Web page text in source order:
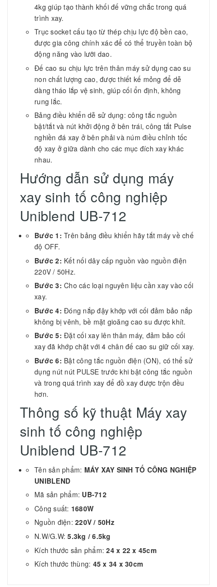
4kg giúp tạo thành khối đế vững chắc trong quá
trình xay.
Trục socket cấu tạo từ thép chịu lực độ bền cao,
được gia công chính xác để có thể truyền toàn bộ
động năng vào lưỡi dao.
Đế cao su chịu lực trên thân máy sử dụng cao su
non chất lượng cao, được thiết kế mỏng để dễ
dàng tháo lắp vệ sinh, giúp cối ổn định, không
rung lắc.
Bảng điều khiển dễ sử dụng: công tắc nguồn
bật/tắt và nút khởi động ở bên trái, công tắt Pulse
nghiền đá xay ở bên phải và núm điều chỉnh tốc
độ xay ở giữa dành cho các mục đích xay khác
nhau.
Hướng dẫn sử dụng máy
xay sinh tố công nghiệp
Uniblend UB-712
Bước 1: Trên bảng điều khiển hãy tắt máy về chế
độ OFF.
Bước 2: Kết nối dây cấp nguồn vào nguồn điện
220V / 50Hz.
Bước 3: Cho các loại nguyên liệu cần xay vào cối
xay.
Bước 4: Đóng nắp đậy khớp với cối đảm bảo nắp
không bị vênh, bề mặt gioăng cao su được khít.
Bước 5: Đặt cối xay lên thân máy, đảm bảo cối
xay đã khớp chặt với 4 chân đế cao su giữ cối xay.
Bước 6: Bật công tắc nguồn điện (ON), có thể sử
dụng nút nút PULSE trước khi bật công tắc nguồn
và trong quá trình xay để đồ xay được trộn đều
hơn.
Thông số kỹ thuật Máy xay
sinh tố công nghiệp
Uniblend UB-712
Tên sản phẩm: MÁY XAY SINH TỐ CÔNG NGHIỆP
UNIBLEND
Mã sản phẩm: UB-712
Công suất: 1680W
Nguồn điện: 220V / 50Hz
N.W/G.W:5.3kg / 6.5kg
Kích thước sản phẩm:24 x 22 x 45cm
Kích thước thùng: 45 x 34 x 30cm